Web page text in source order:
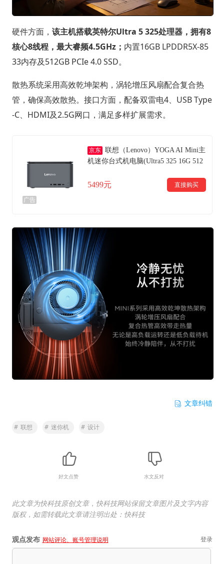
硬件方面， 该主机搭载英特尔Ultra 5 325处理器，拥有8
核心8线程，最大睿频4.5GHz； 内置16GB LPDDR5X-85
33内存及512GB PCIe 4.0 SSD。
散热系统采用高效乾坤架构，涡轮增压风扇配合复合热
管，确保高效散热。接口方面，配备双雷电4、USB Type
-C、HDMI及2.5G网口，满足多样扩展需求。
广告
京东 联想（Lenovo）YOGA AI Mini主
机迷你台式机电脑(Ultra5 325 16G 512
5499元 直接购买
文章纠错
# 联想 # 迷你机 # 设计
好文点赞 水文反对
此文章为快科技原创文章，快科技网站保留文章图片及文字内容
版权，如需转载此文章请注明出处：快科技
观点发布 网站评论、账号管理说明 登录